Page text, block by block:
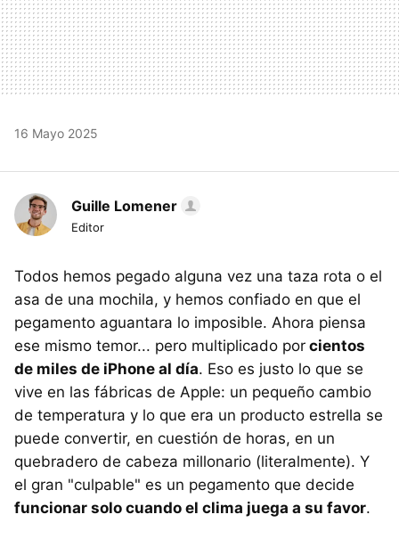
16 Mayo 2025
Guille Lomener
Editor
Todos hemos pegado alguna vez una taza rota o el
asa de una mochila, y hemos confiado en que el
pegamento aguantara lo imposible. Ahora piensa
ese mismo temor... pero multiplicado por cientos
de miles de iPhone al día. Eso es justo lo que se
vive en las fábricas de Apple: un pequeño cambio
de temperatura y lo que era un producto estrella se
puede convertir, en cuestión de horas, en un
quebradero de cabeza millonario (literalmente). Y
el gran "culpable" es un pegamento que decide
funcionar solo cuando el clima juega a su favor.